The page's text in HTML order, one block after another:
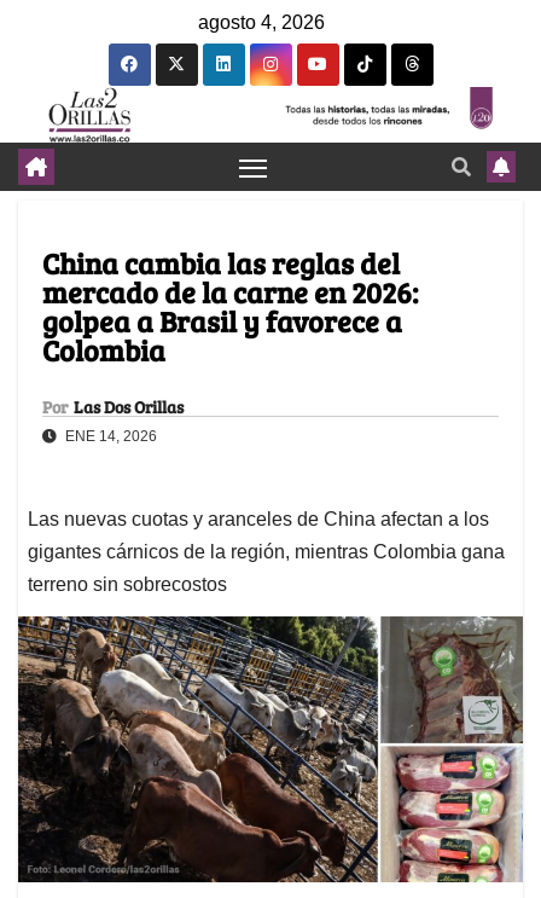
agosto 4, 2026
China cambia las reglas del
mercado de la carne en 2026:
golpea a Brasil y favorece a
Colombia
Por Las Dos Orillas
ENE 14, 2026
Las nuevas cuotas y aranceles de China afectan a los
gigantes cárnicos de la región, mientras Colombia gana
terreno sin sobrecostos